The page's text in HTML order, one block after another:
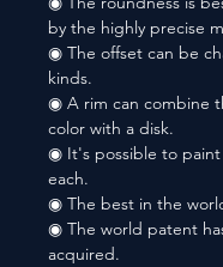
by the highly precise
◉ The offset can be
kinds.
◉ A rim can combine
color with a disk.
◉ It's possible to paint
each.
◉ The best in the
◉ The world patent
acquired.